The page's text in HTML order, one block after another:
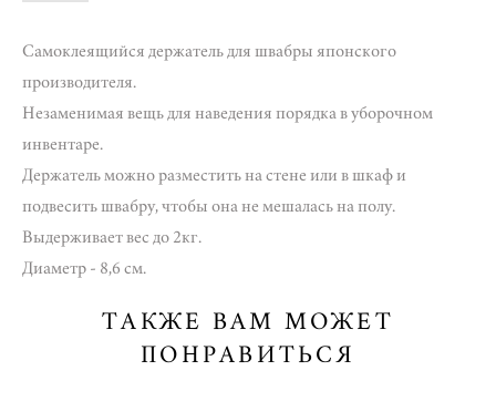
Самоклеящийся держатель для швабры японского
производителя.
Незаменимая вещь для наведения порядка в уборочном
инвентаре.
Держатель можно разместить на стене или в шкаф и
подвесить швабру, чтобы она не мешалась на полу.
Выдерживает вес до 2кг.
Диаметр - 8,6 см.
ТАКЖЕ ВАМ МОЖЕТ
ПОНРАВИТЬСЯ